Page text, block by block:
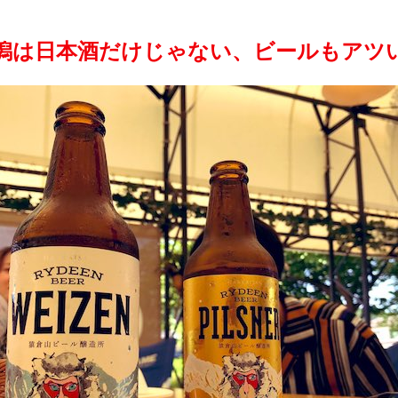
は日本酒だけじゃない、ビールもアツ